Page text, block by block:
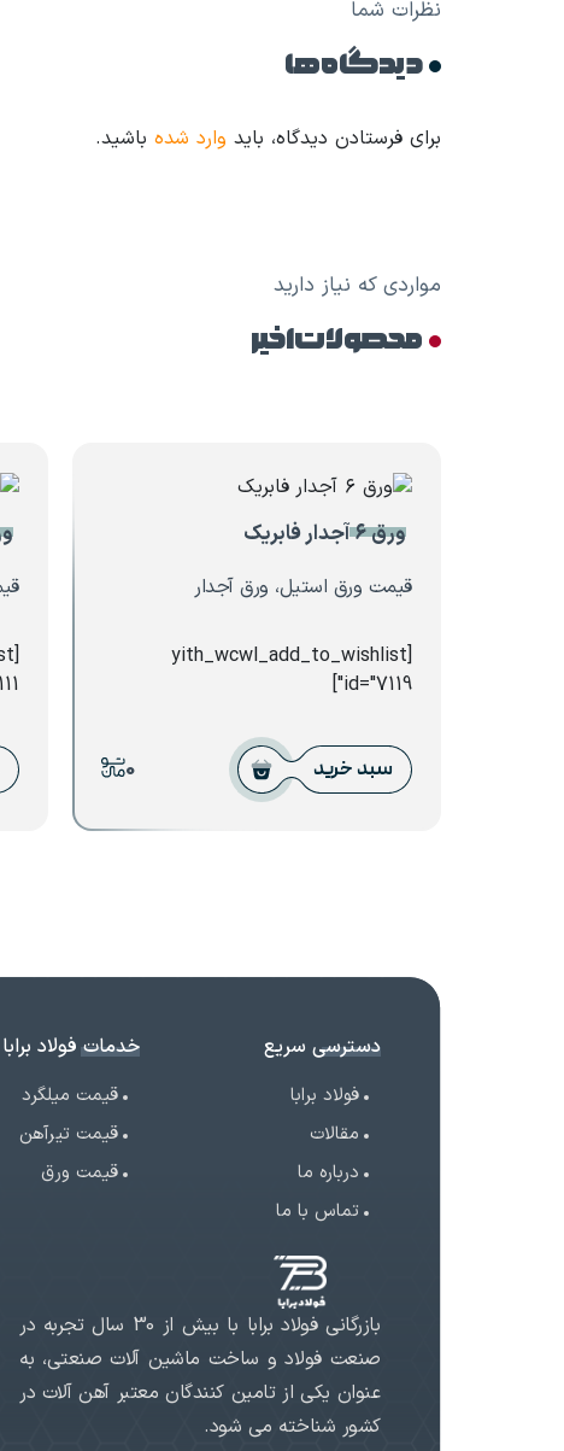
نظرات شما
دیدگاه ها
برای فرستادن دیدگاه، باید وارد شده باشید.
مواردی که نیاز دارید
محصولات اخیر
ورق ۶ آجدار فابریک
قیمت ورق استیل، ورق آجدار
[yith_wcwl_add_to_wishlist
id="7119"]
سبد خرید 0
دسترسی سریع
فولاد برابا
مقالات
درباره ما
تماس با ما
خدمات فولاد برابا
قیمت میلگرد
قیمت تیرآهن
قیمت ورق
بازرگانی فولاد برابا با بیش از 30 سال تجربه در
صنعت فولاد و ساخت ماشین آلات صنعتی، به
عنوان یکی از تامین کنندگان معتبر آهن آلات در
کشور شناخته می شود.